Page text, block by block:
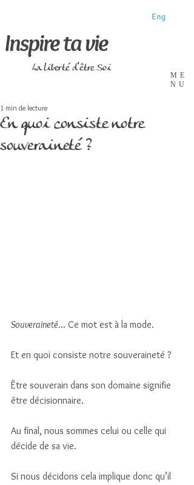
Inspire ta vie
La liberté d'être Soi
ME
NU
Eng
En quoi consiste notre
souveraineté ?
1 min de lecture
Souveraineté... Ce mot est à la mode.
Et en quoi consiste notre souveraineté ?
Être souverain dans son domaine signifie
être décisionnaire.
Au final, nous sommes celui ou celle qui
décide de sa vie.
Si nous décidons cela implique donc qu’il